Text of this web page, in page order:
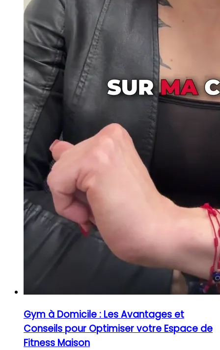
Gym à Domicile : Les Avantages et
Conseils pour Optimiser votre Espace de
Fitness Maison